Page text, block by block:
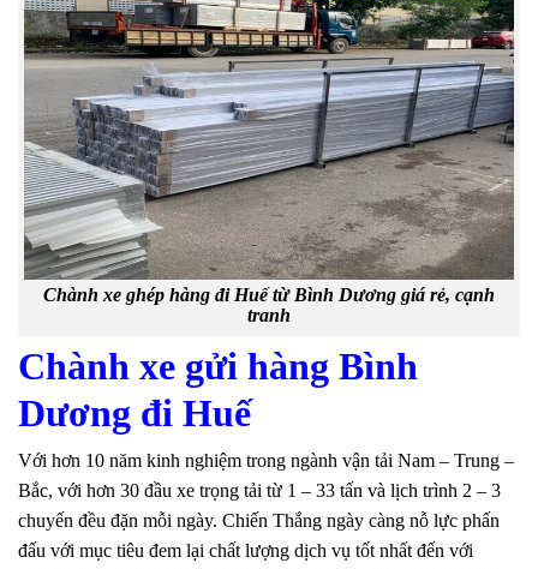
Chành xe ghép hàng đi Huế từ Bình Dương giá rẻ, cạnh
tranh
Chành xe gửi hàng Bình
Dương đi Huế
Với hơn 10 năm kinh nghiệm trong ngành vận tải Nam – Trung –
Bắc, với hơn 30 đầu xe trọng tải từ 1 – 33 tấn và lịch trình 2 – 3
chuyến đều đặn mỗi ngày. Chiến Thắng ngày càng nỗ lực phấn
đấu với mục tiêu đem lại chất lượng dịch vụ tốt nhất đến với